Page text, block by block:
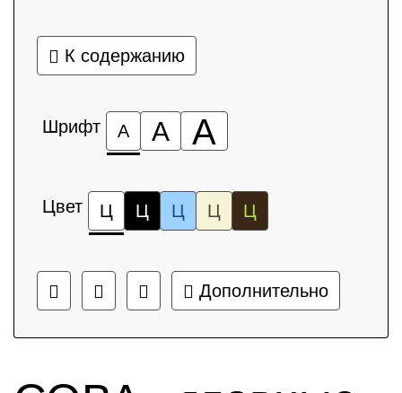
К содержанию
Шрифт А А А
Цвет Ц Ц Ц Ц Ц
Дополнительно